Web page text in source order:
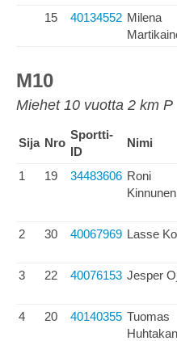
15 40134552 Milena
M10
Miehet 10 vuotta 2 km P
Sija Nro
Sportti-
ID
Nimi
1 19 34483606 Roni
Kinnunen
2 30 40067969 Lasse
3 22 40076153 Jesper
4 20 40140355 Tuomas